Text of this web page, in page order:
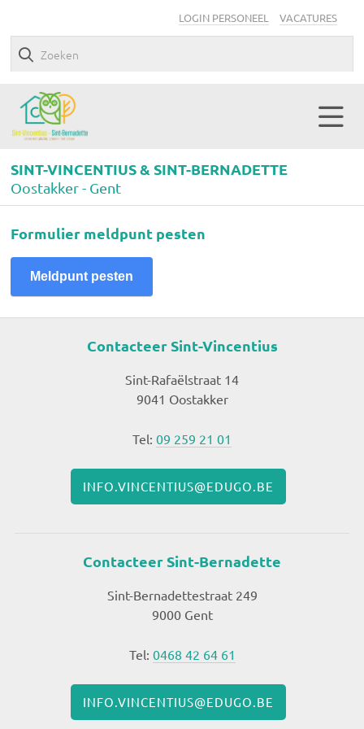
LOGIN PERSONEEL VACATURES
SINT-VINCENTIUS & SINT-BERNADETTE
Oostakker - Gent
Formulier meldpunt pesten
Meldpunt pesten
Contacteer Sint-Vincentius
Sint-Rafaëlstraat 14
9041 Oostakker
Tel: 09 259 21 01
INFO.VINCENTIUS@EDUGO.BE
Contacteer Sint-Bernadette
Sint-Bernadettestraat 249
9000 Gent
Tel: 0468 42 64 61
INFO.VINCENTIUS@EDUGO.BE